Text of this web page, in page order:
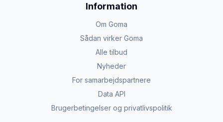
Information
Om Goma
Sådan virker Goma
Alle tilbud
Nyheder
For samarbejdspartnere
Data API
Brugerbetingelser og privatlivspolitik